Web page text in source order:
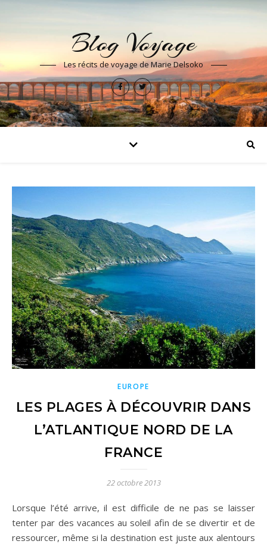
Blog Voyage
Les récits de voyage de Marie Delsoko
EUROPE
LES PLAGES À DÉCOUVRIR DANS
L’ATLANTIQUE NORD DE LA
FRANCE
22 octobre 2013
Lorsque l’été arrive, il est difficile de ne pas se laisser
tenter par des vacances au soleil afin de se divertir et de
ressourcer, même si la destination est juste aux alentours